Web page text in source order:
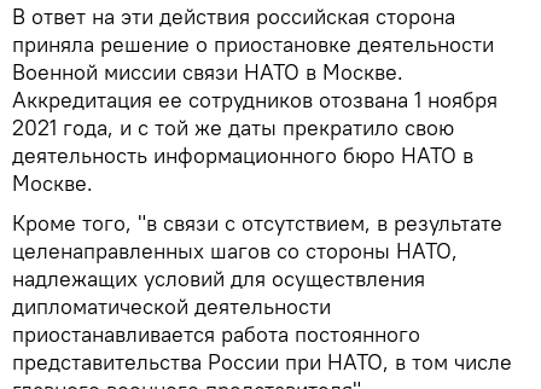
В ответ на эти действия российская сторона
приняла решение о приостановке деятельности
Военной миссии связи НАТО в Москве.
Аккредитация ее сотрудников отозвана 1 ноября
2021 года, и с той же даты прекратило свою
деятельность информационного бюро НАТО в
Москве.
Кроме того, "в связи с отсутствием, в результате
целенаправленных шагов со стороны НАТО,
надлежащих условий для осуществления
дипломатической деятельности
приостанавливается работа постоянного
представительства России при НАТО, в том числе